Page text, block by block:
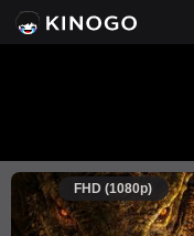
FHD (1080p)